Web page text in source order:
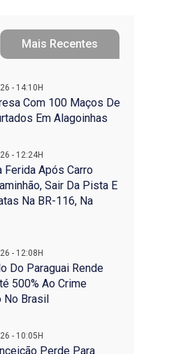
Mais Recentes
- 14:10H
Com 100 Maços De
Em Alagoinhas
- 12:24H
Ferida Após Carro
Sair Da Pista E
Na BR-116, Na
- 12:08H
Do Paraguai Rende
500% Ao Crime
No Brasil
- 10:05H
Perde Para